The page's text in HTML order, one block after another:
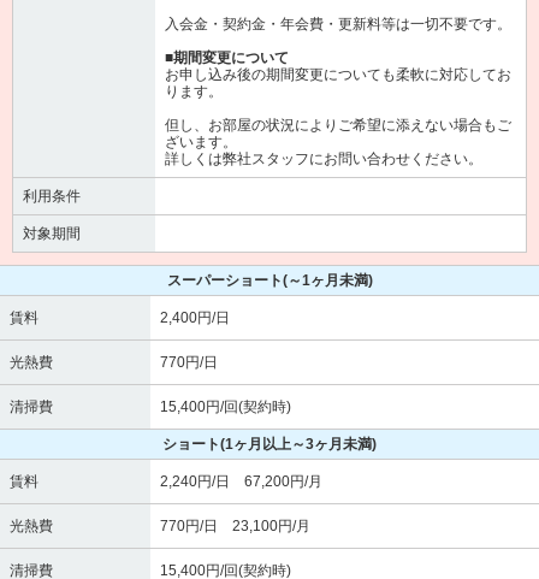
入会金・契約金・年会費・更新料等は一切不要です。
■期間変更について
お申し込み後の期間変更についても柔軟に対応してお
ります。
但し、お部屋の状況によりご希望に添えない場合もご
ざいます。
詳しくは弊社スタッフにお問い合わせください。
利用条件
対象期間
スーパーショート(～1ヶ月未満)
賃料 2,400円/日
光熱費 770円/日
清掃費 15,400円/回(契約時)
ショート(1ヶ月以上～3ヶ月未満)
賃料 2,240円/日 67,200円/月
光熱費 770円/日 23,100円/月
清掃費 15,400円/回(契約時)